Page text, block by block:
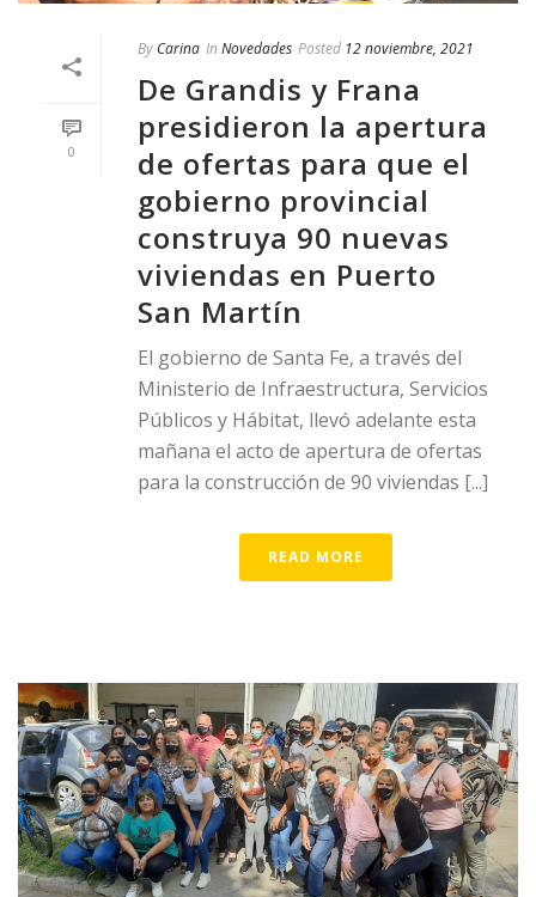
0
By Carina In Novedades Posted 12 noviembre, 2021
De Grandis y Frana
presidieron la apertura
de ofertas para que el
gobierno provincial
construya 90 nuevas
viviendas en Puerto
San Martín
El gobierno de Santa Fe, a través del
Ministerio de Infraestructura, Servicios
Públicos y Hábitat, llevó adelante esta
mañana el acto de apertura de ofertas
para la construcción de 90 viviendas [...]
READ MORE